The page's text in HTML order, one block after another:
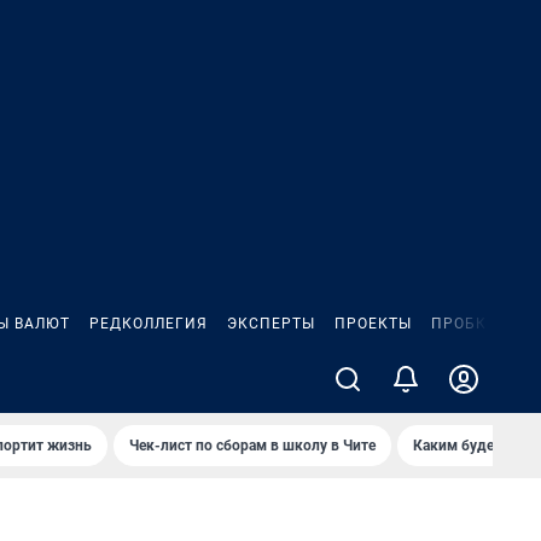
ВАЛЮТ РЕДКОЛЛЕГИЯ ЭКСПЕРТЫ ПРОЕКТЫ ПРОБКИ
жизнь Чек-лист по сборам в школу в Чите Каким будет